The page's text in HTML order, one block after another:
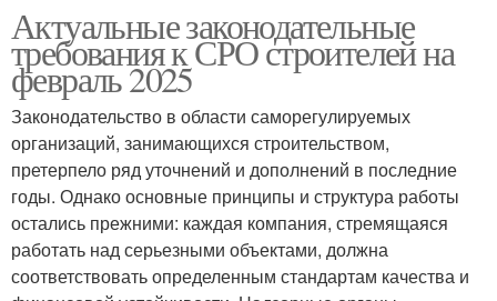
Актуальные законодательные
требования к СРО строителей на
февраль 2025
Законодательство в области саморегулируемых
организаций, занимающихся строительством,
претерпело ряд уточнений и дополнений в последние
годы. Однако основные принципы и структура работы
остались прежними: каждая компания, стремящаяся
работать над серьезными объектами, должна
соответствовать определенным стандартам качества и